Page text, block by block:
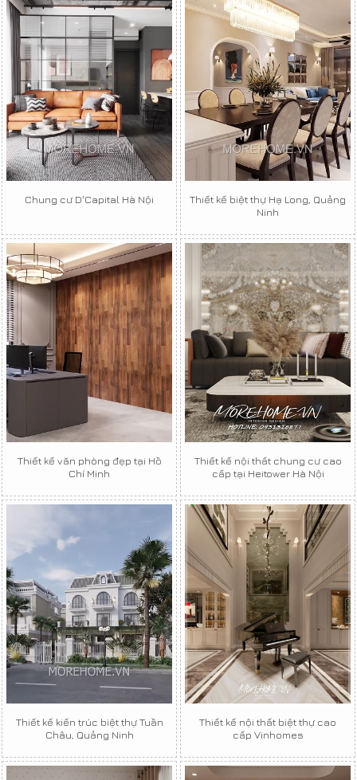
Chung cư D'Capital Hà Nội
Thiết kế biệt thự Hạ Long, Quảng
Ninh
Thiết kế văn phòng đẹp tại Hồ
Chí Minh
Thiết kế nội thất chung cư cao
cấp tại Heitower Hà Nội
Thiết kế kiến trúc biệt thự Tuần
Châu, Quảng Ninh
Thiết kế nội thất biệt thự cao
cấp Vinhomes